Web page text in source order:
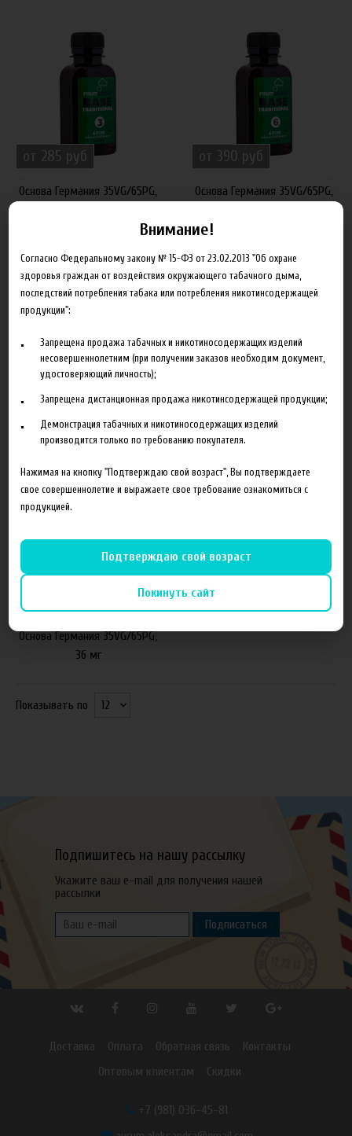
от 285 руб
Основа Германия 35VG/65PG,
от 390 руб
Основа Германия 35VG/65PG,
от 550 руб
12 мг
18 мг
Основа Германия 35VG/65PG,
36 мг
Показывать по
Подпишитесь на нашу рассылку
Укажите ваш e-mail для получения нашей
рассылки
Подписаться
Доставка Оплата Обратная связь
Контакты
Оптовым клиентам
Скидки
+7 (981) 036-45-81
Внимание!
Согласно Федеральному закону № 15-ФЗ от 23.02.2013 "Об охране
здоровья граждан от воздействия окружающего табачного дыма,
последствий потребления табака или потребления никотинсодержащей
продукции":
Запрещена продажа табачных и никотиносодержащих изделий
несовершеннолетним (при получении заказов необходим документ,
удостоверяющий личность);
Запрещена дистанционная продажа никотинсодержащей продукции;
Демонстрация табачных и никотиносодержащих изделий
производится только по требованию покупателя.
Нажимая на кнопку "Подтверждаю свой возраст", Вы подтверждаете
свое совершеннолетие и выражаете свое требование ознакомиться с
продукцией.
Подтверждаю свой возраст
Покинуть сайт